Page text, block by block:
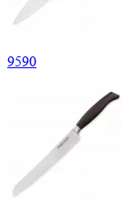
9590